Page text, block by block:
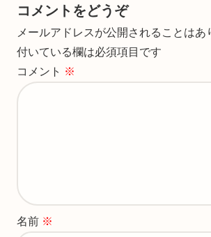
コメントをどうぞ
メールアドレスが公開されることはあ
付いている欄は必須項目です
コメント ※
名前 ※